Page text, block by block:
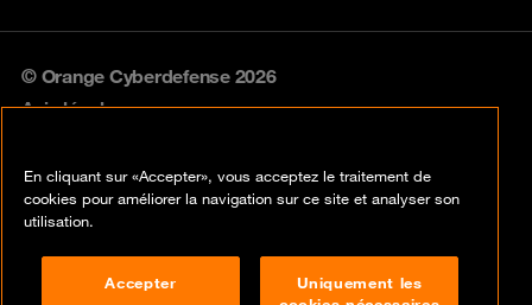
© Orange Cyberdefense 2026
Avis légal
Politique vulnérabilités
Gestion des cookies
En cliquant sur «Accepter», vous acceptez le traitement de
cookies pour améliorer la navigation sur ce site et analyser son
utilisation.
Accepter
Uniquement les